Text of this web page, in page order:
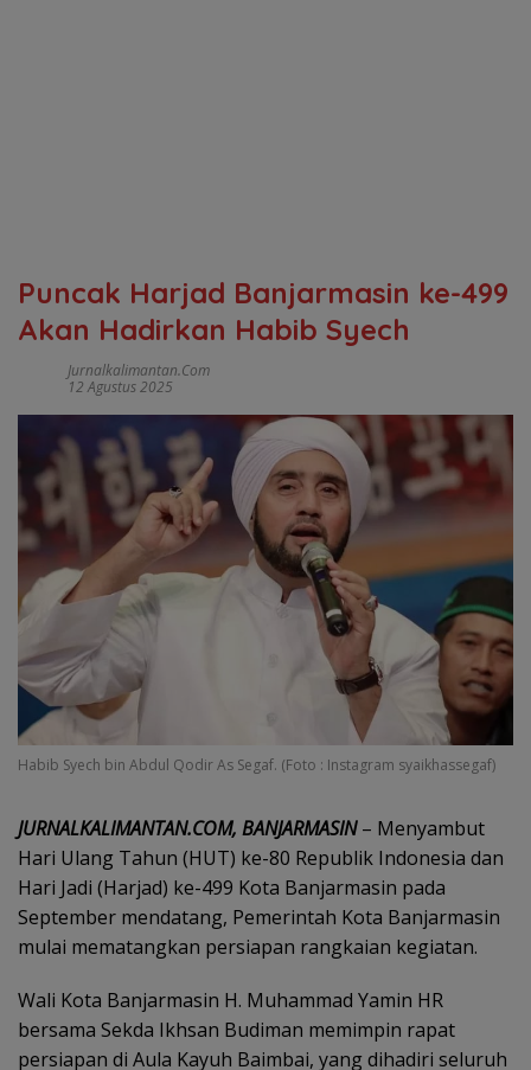
Puncak Harjad Banjarmasin ke-499
Akan Hadirkan Habib Syech
Jurnalkalimantan.com
12 Agustus 2025
Habib Syech bin Abdul Qodir As Segaf. (Foto : Instagram syaikhassegaf)
JURNALKALIMANTAN.COM, BANJARMASIN– Menyambut
Hari Ulang Tahun (HUT) ke-80 Republik Indonesia dan
Hari Jadi (Harjad) ke-499 Kota Banjarmasin pada
September mendatang, Pemerintah Kota Banjarmasin
mulai mematangkan persiapan rangkaian kegiatan.
Wali Kota Banjarmasin H. Muhammad Yamin HR
bersama Sekda Ikhsan Budiman memimpin rapat
persiapan di Aula Kayuh Baimbai, yang dihadiri seluruh